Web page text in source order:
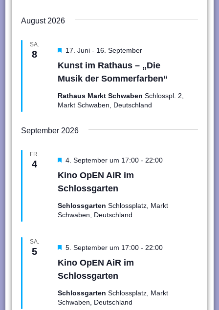
August 2026
SA.
8
Kunst im Rathaus – „Die
Musik der Sommerfarben“
Hervorgehoben
17. Juni - 16. September
Rathaus Markt SchwabenSchlosspl. 2,
Markt Schwaben, Deutschland
September 2026
FR.
4
Kino OpEN AiR im
Schlossgarten
Hervorgehoben
4. September um 17:00 - 22:00
SchlossgartenSchlossplatz, Markt
Schwaben, Deutschland
SA.
5
Kino OpEN AiR im
Schlossgarten
Hervorgehoben
5. September um 17:00 - 22:00
SchlossgartenSchlossplatz, Markt
Schwaben, Deutschland